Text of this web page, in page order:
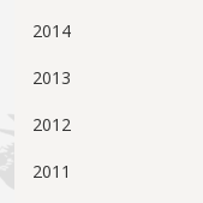
2014
2013
2012
2011